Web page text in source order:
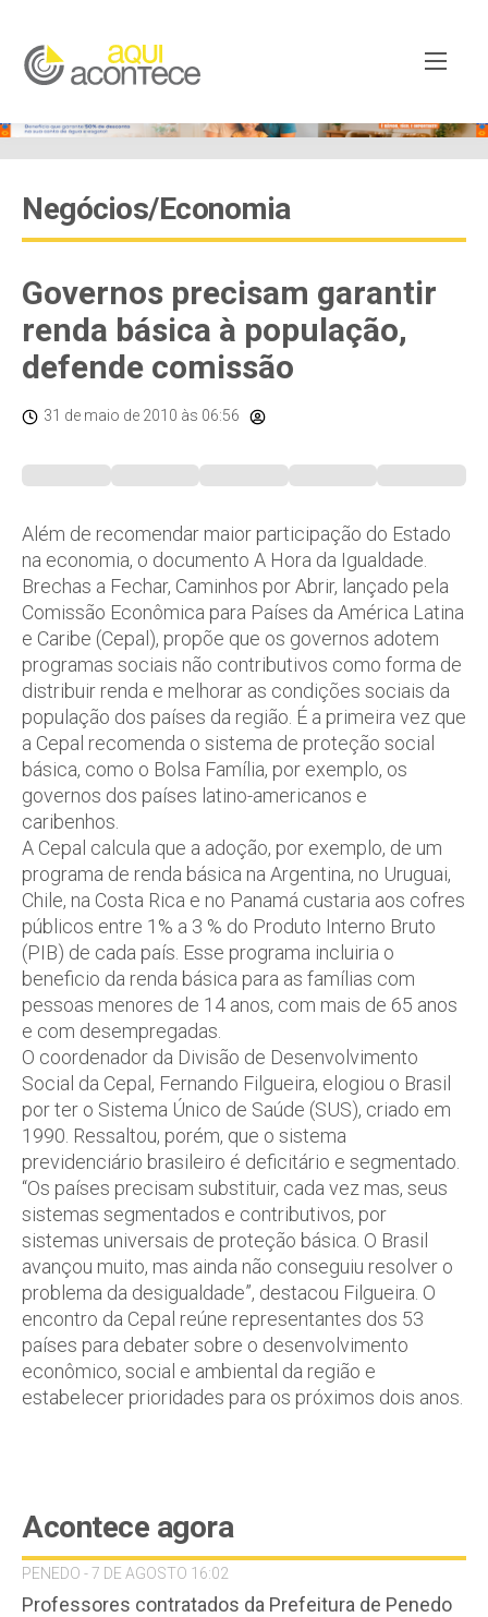
Negócios/Economia
Governos precisam garantir
renda básica à população,
defende comissão
31 de maio de 2010 às 06:56
Além de recomendar maior participação do Estado
na economia, o documento A Hora da Igualdade.
Brechas a Fechar, Caminhos por Abrir, lançado pela
Comissão Econômica para Países da América Latina
e Caribe (Cepal), propõe que os governos adotem
programas sociais não contributivos como forma de
distribuir renda e melhorar as condições sociais da
população dos países da região. É a primeira vez que
a Cepal recomenda o sistema de proteção social
básica, como o Bolsa Família, por exemplo, os
governos dos países latino-americanos e
caribenhos.
A Cepal calcula que a adoção, por exemplo, de um
programa de renda básica na Argentina, no Uruguai,
Chile, na Costa Rica e no Panamá custaria aos cofres
públicos entre 1% a 3 % do Produto Interno Bruto
(PIB) de cada país. Esse programa incluiria o
beneficio da renda básica para as famílias com
pessoas menores de 14 anos, com mais de 65 anos
e com desempregadas.
O coordenador da Divisão de Desenvolvimento
Social da Cepal, Fernando Filgueira, elogiou o Brasil
por ter o Sistema Único de Saúde (SUS), criado em
1990. Ressaltou, porém, que o sistema
previdenciário brasileiro é deficitário e segmentado.
“Os países precisam substituir, cada vez mas, seus
sistemas segmentados e contributivos, por
sistemas universais de proteção básica. O Brasil
avançou muito, mas ainda não conseguiu resolver o
problema da desigualdade”, destacou Filgueira. O
encontro da Cepal reúne representantes dos 53
países para debater sobre o desenvolvimento
econômico, social e ambiental da região e
estabelecer prioridades para os próximos dois anos.
Acontece agora
PENEDO - 7 DE AGOSTO 16:02
Professores contratados da Prefeitura de Penedo